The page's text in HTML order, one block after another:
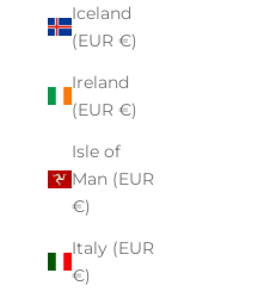
Iceland
(EUR €)
Ireland
(EUR €)
Isle of
Man (EUR
€)
Italy (EUR
€)